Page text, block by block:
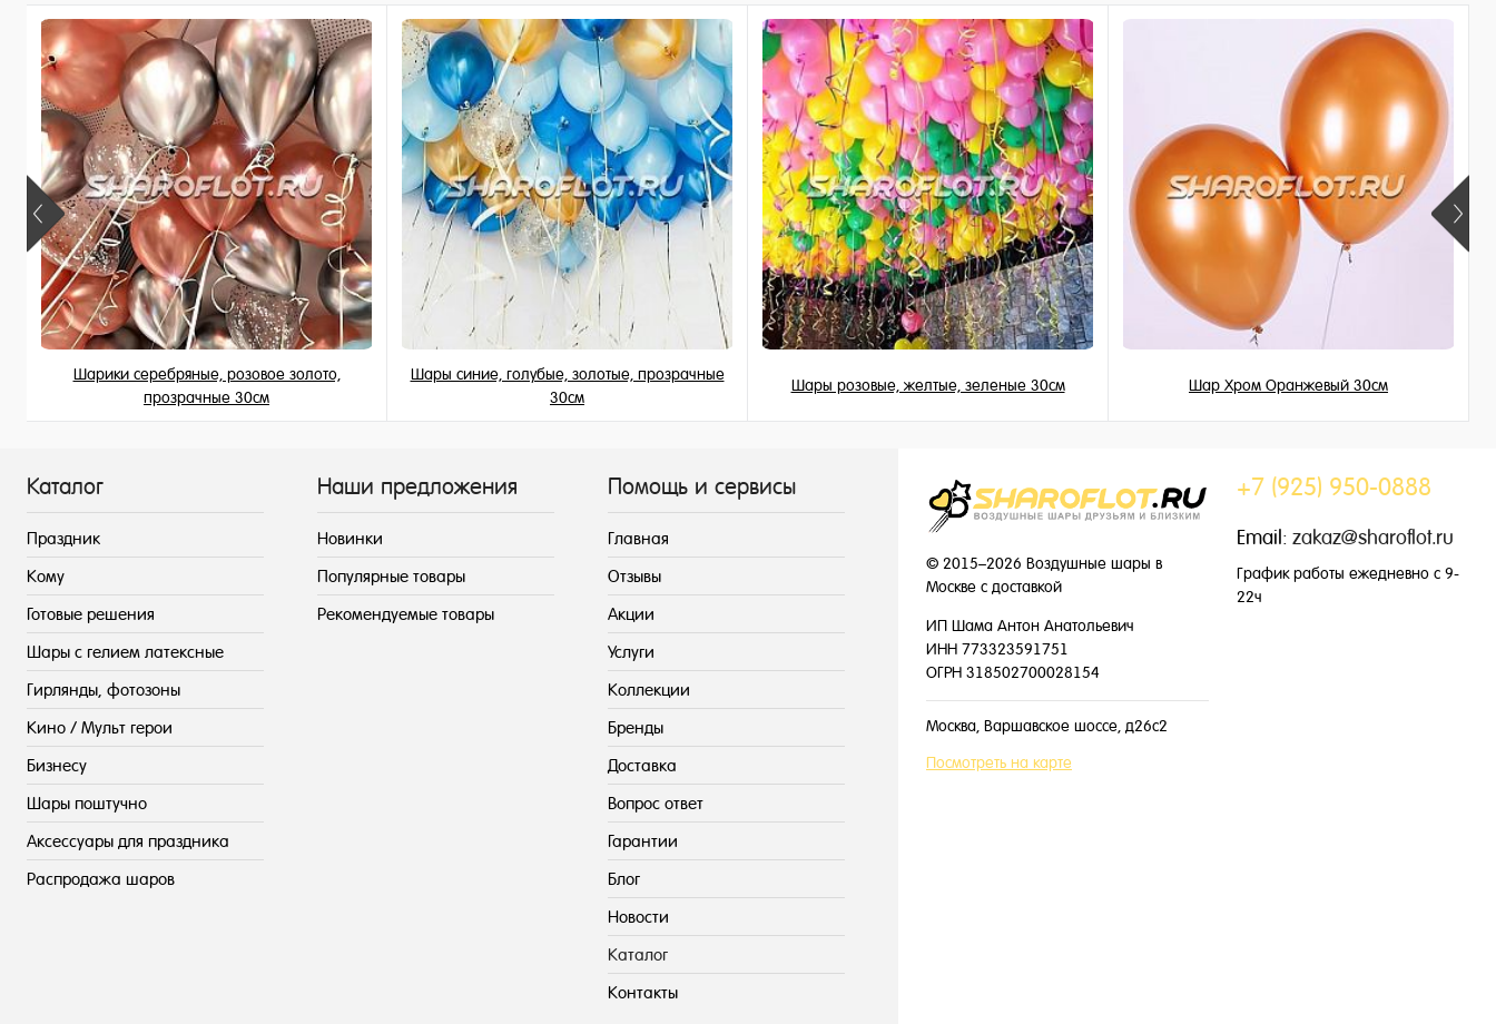
В избранное
В наличии
В избранное
В наличии
Шарики серебряные, розовое золото,
прозрачные 30см
Шары синие, голубые, золотые, прозрачные
30см
Шары розовые, желтые, зеленые 30см Шар Хром Оранжевый 30см
Каталог
Праздник
Кому
Готовые решения
Шары с гелием латексные
Гирлянды, фотозоны
Кино / Мульт герои
Бизнесу
Шары поштучно
Аксессуары для праздника
Распродажа шаров
Наши предложения
Новинки
Популярные товары
Рекомендуемые товары
Помощь и сервисы
Главная
Отзывы
Акции
Услуги
Коллекции
Бренды
Доставка
Вопрос ответ
Гарантии
Блог
Новости
Каталог
Контакты
© 2015–2026 Воздушные шары в
Москве с доставкой
ИП Шама Антон Анатольевич
ИНН 773323591751
ОГРН 318502700028154
Москва, Варшавское шоссе, д26с2
Посмотреть на карте
+7 (925) 950-0888
Email: zakaz@sharoflot.ru
График работы ежедневно с 9-
22ч